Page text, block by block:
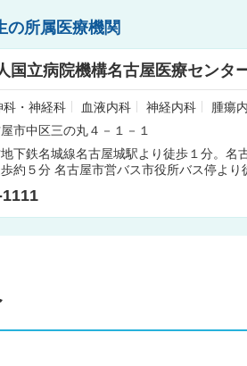
の所属医療機関
国立病院機構名古屋医療センタ
科・神経科 血液内科 神経内科
腫瘍
ルギー科 内分泌科 リウマチ科
科 整形外科 形成外科
泌尿器科 眼科 乳腺外科
耳鼻咽
酔科 呼吸器外科 歯科口腔外科
産婦
器科
市中区三の丸４－１－１
下鉄名城線名古屋城駅より徒歩１分。名
約５分 名古屋市営バス市役所バス停より